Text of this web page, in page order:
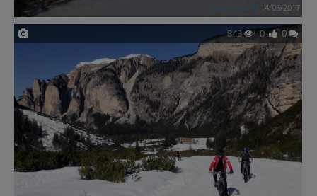
nonnocarb 14/03/2017
843 0 0